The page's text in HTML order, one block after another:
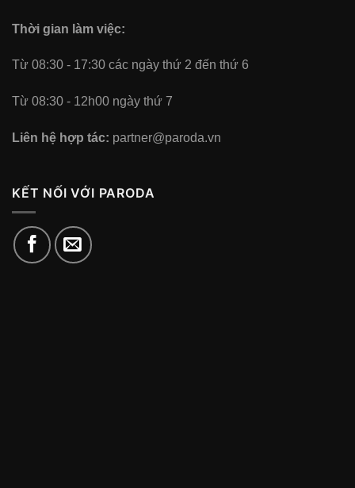
Thời gian làm việc:
Từ 08:30 - 17:30 các ngày thứ 2 đến thứ 6
Từ 08:30 - 12h00 ngày thứ 7
Liên hệ hợp tác: partner@paroda.vn
KẾT NỐI VỚI PARODA